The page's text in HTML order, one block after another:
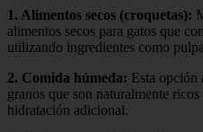
1. Alimentos secos (croquetas):
alimentos secos para gatos que
utilizando ingredientes como
2. Comida húmeda: Esta opción
granos que son naturalmente
hidratación adicional.